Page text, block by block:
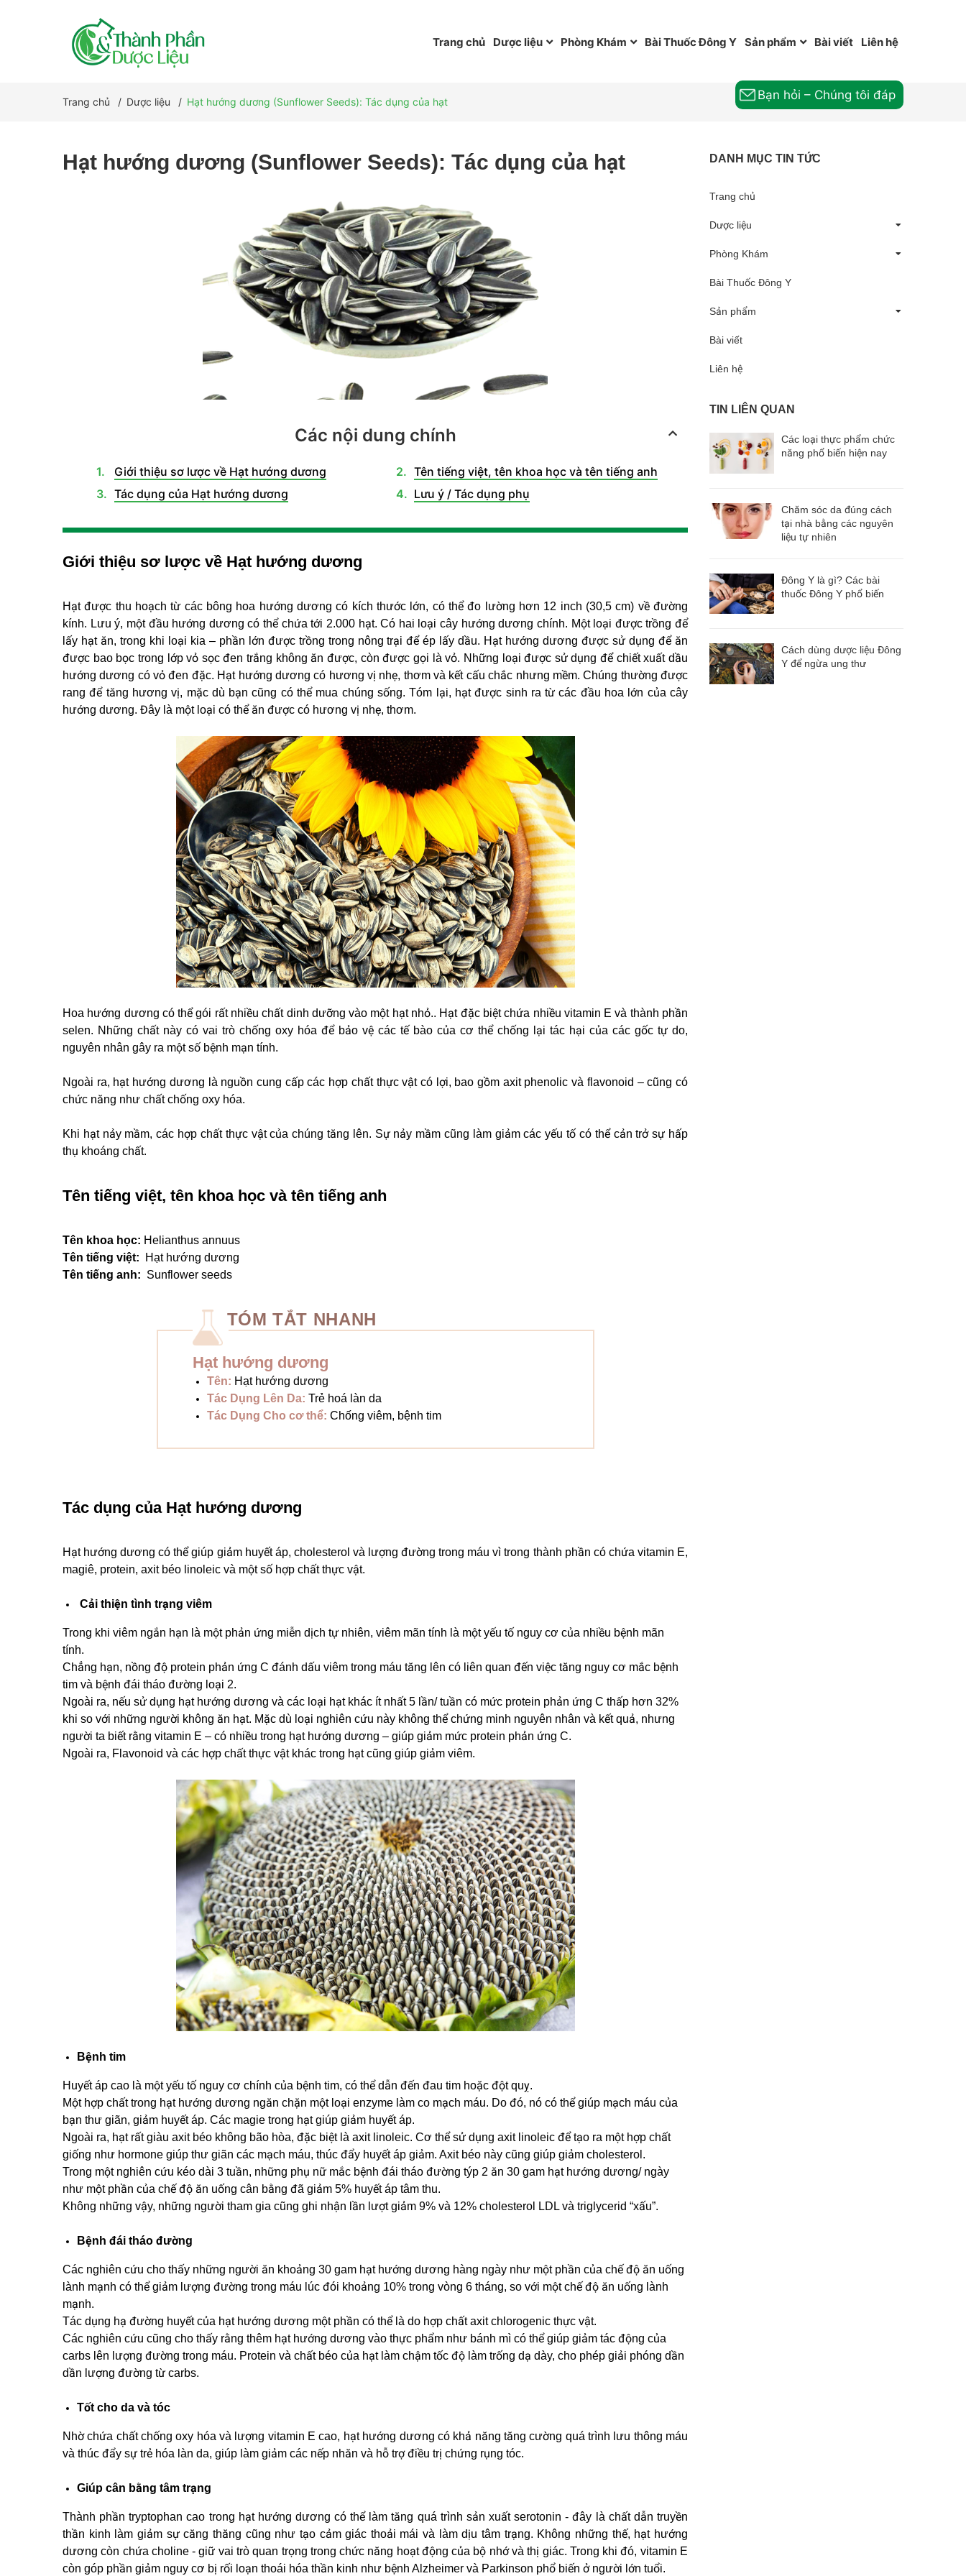
Trang chủ Dược liệu Phòng Khám Bài Thuốc Đông Y Sản phẩm Bài viết Liên hệ
Bạn hỏi – Chúng tôi đáp
Trang chủ / Dược liệu / Hạt hướng dương (Sunflower Seeds): Tác dụng của hạt
Hạt hướng dương (Sunflower Seeds): Tác dụng của hạt
Các nội dung chính
Giới thiệu sơ lược về Hạt hướng dương
Tên tiếng việt, tên khoa học và tên tiếng anh
Tác dụng của Hạt hướng dương
Lưu ý / Tác dụng phụ
Giới thiệu sơ lược về Hạt hướng dương
Hạt được thu hoạch từ các bông hoa hướng dương có kích thước lớn, có thể đo lường hơn 12 inch (30,5 cm) về đường
kính. Lưu ý, một đầu hướng dương có thể chứa tới 2.000 hạt. Có hai loại cây hướng dương chính. Một loại được trồng để
lấy hạt ăn, trong khi loại kia – phần lớn được trồng trong nông trại để ép lấy dầu. Hạt hướng dương được sử dụng để ăn
được bao bọc trong lớp vỏ sọc đen trắng không ăn được, còn được gọi là vỏ. Những loại được sử dụng để chiết xuất dầu
hướng dương có vỏ đen đặc. Hạt hướng dương có hương vị nhẹ, thơm và kết cấu chắc nhưng mềm. Chúng thường được
rang để tăng hương vị, mặc dù bạn cũng có thể mua chúng sống. Tóm lại, hạt được sinh ra từ các đầu hoa lớn của cây
hướng dương. Đây là một loại có thể ăn được có hương vị nhẹ, thơm.
Hoa hướng dương có thể gói rất nhiều chất dinh dưỡng vào một hạt nhỏ.. Hạt đặc biệt chứa nhiều vitamin E và thành phần
selen. Những chất này có vai trò chống oxy hóa để bảo vệ các tế bào của cơ thể chống lại tác hại của các gốc tự do,
nguyên nhân gây ra một số bệnh mạn tính.
Ngoài ra, hạt hướng dương là nguồn cung cấp các hợp chất thực vật có lợi, bao gồm axit phenolic và flavonoid – cũng có
chức năng như chất chống oxy hóa.
Khi hạt nảy mầm, các hợp chất thực vật của chúng tăng lên. Sự nảy mầm cũng làm giảm các yếu tố có thể cản trở sự hấp
thụ khoáng chất.
Tên tiếng việt, tên khoa học và tên tiếng anh
Tên khoa học: Helianthus annuus
Tên tiếng việt: Hạt hướng dương
Tên tiếng anh: Sunflower seeds
TÓM TẮT NHANH
Hạt hướng dương
Tên: Hạt hướng dương
Tác Dụng Lên Da: Trẻ hoá làn da
Tác Dụng Cho cơ thể: Chống viêm, bệnh tim
Tác dụng của Hạt hướng dương
Hạt hướng dương có thể giúp giảm huyết áp, cholesterol và lượng đường trong máu vì trong thành phần có chứa vitamin E,
magiê, protein, axit béo linoleic và một số hợp chất thực vật.
Cải thiện tình trạng viêm
Trong khi viêm ngắn hạn là một phản ứng miễn dịch tự nhiên, viêm mãn tính là một yếu tố nguy cơ của nhiều bệnh mãn
tính.
Chẳng hạn, nồng độ protein phản ứng C đánh dấu viêm trong máu tăng lên có liên quan đến việc tăng nguy cơ mắc bệnh
tim và bệnh đái tháo đường loại 2.
Ngoài ra, nếu sử dụng hạt hướng dương và các loại hạt khác ít nhất 5 lần/ tuần có mức protein phản ứng C thấp hơn 32%
khi so với những người không ăn hạt. Mặc dù loại nghiên cứu này không thể chứng minh nguyên nhân và kết quả, nhưng
người ta biết rằng vitamin E – có nhiều trong hạt hướng dương – giúp giảm mức protein phản ứng C.
Ngoài ra, Flavonoid và các hợp chất thực vật khác trong hạt cũng giúp giảm viêm.
Bệnh tim
Huyết áp cao là một yếu tố nguy cơ chính của bệnh tim, có thể dẫn đến đau tim hoặc đột quỵ.
Một hợp chất trong hạt hướng dương ngăn chặn một loại enzyme làm co mạch máu. Do đó, nó có thể giúp mạch máu của
bạn thư giãn, giảm huyết áp. Các magie trong hạt giúp giảm huyết áp.
Ngoài ra, hạt rất giàu axit béo không bão hòa, đặc biệt là axit linoleic. Cơ thể sử dụng axit linoleic để tạo ra một hợp chất
giống như hormone giúp thư giãn các mạch máu, thúc đẩy huyết áp giảm. Axit béo này cũng giúp giảm cholesterol.
Trong một nghiên cứu kéo dài 3 tuần, những phụ nữ mắc bệnh đái tháo đường týp 2 ăn 30 gam hạt hướng dương/ ngày
như một phần của chế độ ăn uống cân bằng đã giảm 5% huyết áp tâm thu.
Không những vậy, những người tham gia cũng ghi nhận lần lượt giảm 9% và 12% cholesterol LDL và triglycerid “xấu”.
Bệnh đái tháo đường
Các nghiên cứu cho thấy những người ăn khoảng 30 gam hạt hướng dương hàng ngày như một phần của chế độ ăn uống
lành mạnh có thể giảm lượng đường trong máu lúc đói khoảng 10% trong vòng 6 tháng, so với một chế độ ăn uống lành
mạnh.
Tác dụng hạ đường huyết của hạt hướng dương một phần có thể là do hợp chất axit chlorogenic thực vật.
Các nghiên cứu cũng cho thấy rằng thêm hạt hướng dương vào thực phẩm như bánh mì có thể giúp giảm tác động của
carbs lên lượng đường trong máu. Protein và chất béo của hạt làm chậm tốc độ làm trống dạ dày, cho phép giải phóng dần
dần lượng đường từ carbs.
Tốt cho da và tóc
Nhờ chứa chất chống oxy hóa và lượng vitamin E cao, hạt hướng dương có khả năng tăng cường quá trình lưu thông máu
và thúc đẩy sự trẻ hóa làn da, giúp làm giảm các nếp nhăn và hỗ trợ điều trị chứng rụng tóc.
Giúp cân bằng tâm trạng
Thành phần tryptophan cao trong hạt hướng dương có thể làm tăng quá trình sản xuất serotonin - đây là chất dẫn truyền
thần kinh làm giảm sự căng thăng cũng như tạo cảm giác thoải mái và làm dịu tâm trạng. Không những thế, hạt hướng
dương còn chứa choline - giữ vai trò quan trọng trong chức năng hoạt động của bộ nhớ và thị giác. Trong khi đó, vitamin E
còn góp phần giảm nguy cơ bị rối loạn thoái hóa thần kinh như bệnh Alzheimer và Parkinson phổ biến ở người lớn tuổi.
DANH MỤC TIN TỨC
Trang chủ
Dược liệu
Phòng Khám
Bài Thuốc Đông Y
Sản phẩm
Bài viết
Liên hệ
TIN LIÊN QUAN
Các loại thực phẩm chức
năng phổ biến hiện nay
Chăm sóc da đúng cách
tại nhà bằng các nguyên
liệu tự nhiên
Đông Y là gì? Các bài
thuốc Đông Y phổ biến
Cách dùng dược liệu Đông
Y để ngừa ung thư